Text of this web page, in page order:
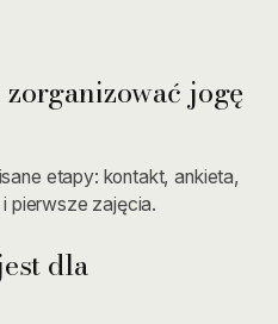
jogę
etapy: kontakt, ankieta,
pierwsze zajęcia.
dla